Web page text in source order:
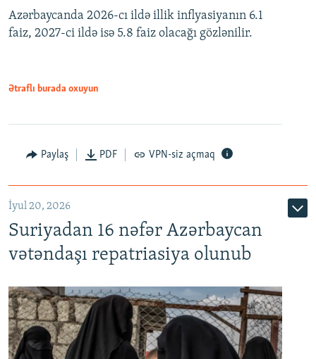
Auto
360p
480p
Azərbaycanda 2026-cı ildə illik inflyasiyanın 6.1
faiz, 2027-ci ildə isə 5.8 faiz olacağı gözlənilir.
Ətraflı burada oxuyun
Paylaş PDF VPN-siz açmaq
İyul 20, 2026
Suriyadan 16 nəfər Azərbaycan
vətəndaşı repatriasiya olunub